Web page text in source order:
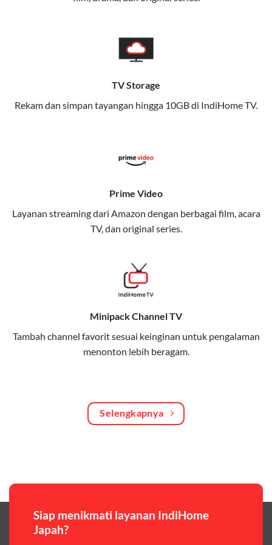
memungkinkan Anda menikmati internet cepat baik
Dengan Telkomsel One, Anda tidak terikat pada satu
teknologi jaringan tertentu, sehingga bisa menikmati
fleksibilitas dan kenyamanan maksimal.
Keunggulan Telkomsel One
streaming, gaming, dan bekerja dari rumah.
Memudahkan Anda dalam mengelola jaringan dan
meningkatkan keamanan.
Bagikan kuota internet hingga 30 GB dengan anggota
keluarga atau teman secara praktis.
One Bill System
Tagihan internet rumah dan kuota keluarga digabung
dalam satu pembayaran.
Hemat biaya dengan paket internet berkualitas tinggi
premium,berikut ulasan singkatnya:
Paket Easy
TV Storage
Rekam dan simpan tayangan hingga 10GB di IndiHome TV.
Prime Video
Layanan streaming dari Amazon dengan berbagai film, acara
TV, dan original series.
Minipack Channel TV
Tambah channel favorit sesuai keinginan untuk pengalaman
menonton lebih beragam.
Selengkapnya
Siap menikmati layanan IndiHome
Japah?